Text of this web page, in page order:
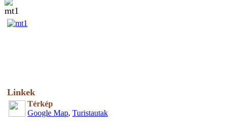
Linkek
Térkép
Google Map, Turistautak